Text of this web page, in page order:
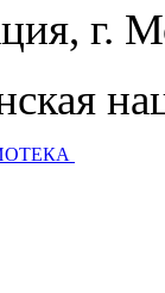
г.